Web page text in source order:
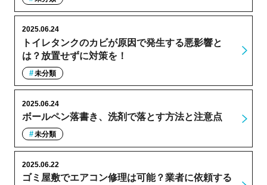
トイレタンクのカビが原因で発生する悪影響と
は？放置せずに対策を！
2025.06.24
未分類
ボールペン落書き、洗剤で落とす方法と注意点
2025.06.24
未分類
ゴミ屋敷でエアコン修理は可能？業者に依頼する
2025.06.22